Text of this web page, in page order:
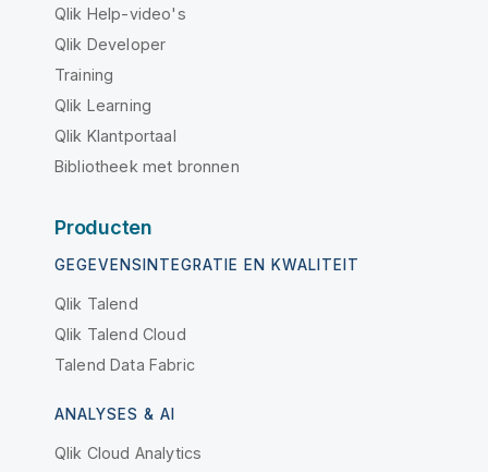
Qlik Help-video's
Qlik Developer
Training
Qlik Learning
Qlik Klantportaal
Bibliotheek met bronnen
Producten
GEGEVENSINTEGRATIE EN KWALITEIT
Qlik Talend
Qlik Talend Cloud
Talend Data Fabric
ANALYSES & AI
Qlik Cloud Analytics